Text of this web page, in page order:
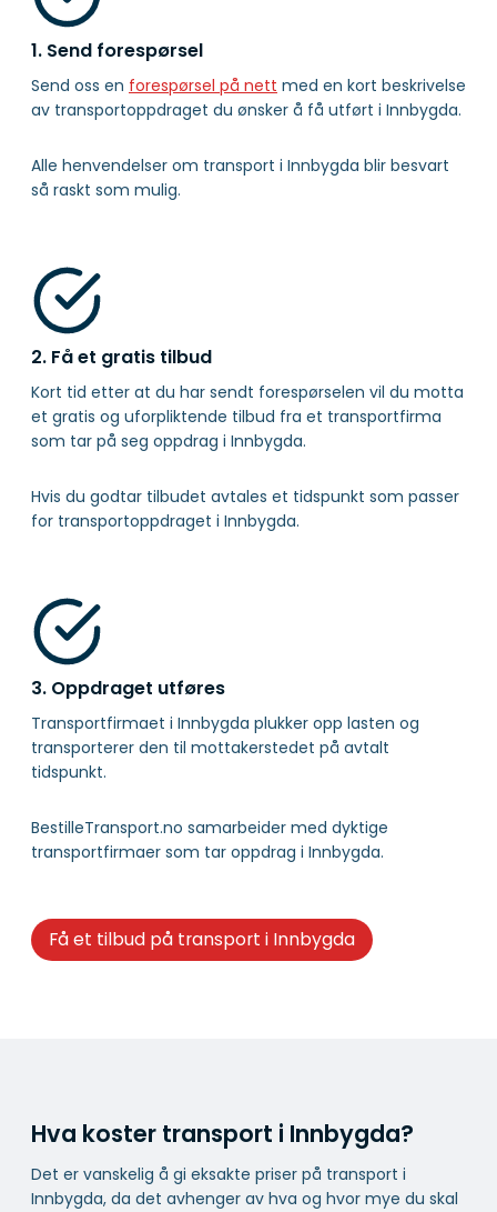
1. Send forespørsel
Send oss en forespørsel på nett med en kort beskrivelse
av transportoppdraget du ønsker å få utført i Innbygda.
Alle henvendelser om transport i Innbygda blir besvart
så raskt som mulig.
2. Få et gratis tilbud
Kort tid etter at du har sendt forespørselen vil du motta
et gratis og uforpliktende tilbud fra et transportfirma
som tar på seg oppdrag i Innbygda.
Hvis du godtar tilbudet avtales et tidspunkt som passer
for transportoppdraget i Innbygda.
3. Oppdraget utføres
Transportfirmaet i Innbygda plukker opp lasten og
transporterer den til mottakerstedet på avtalt
tidspunkt.
BestilleTransport.no samarbeider med dyktige
transportfirmaer som tar oppdrag i Innbygda.
Få et tilbud på transport i Innbygda
Hva koster transport i Innbygda?
Det er vanskelig å gi eksakte priser på transport i
Innbygda, da det avhenger av hva og hvor mye du skal